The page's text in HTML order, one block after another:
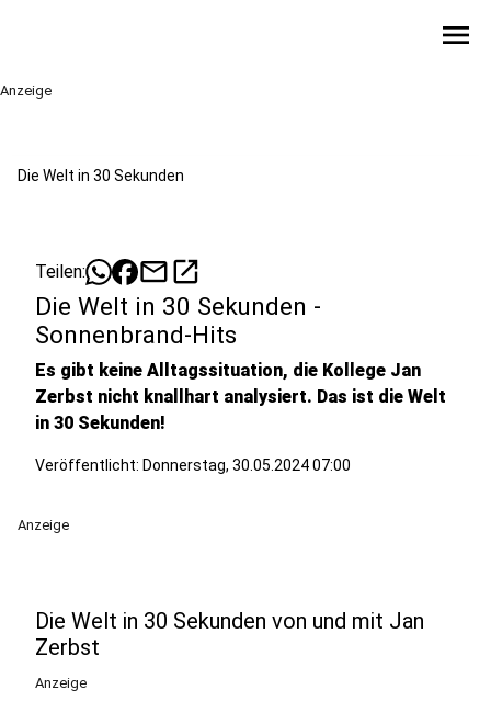
menu
Anzeige
Die Welt in 30 Sekunden
Teilen: mailopen_in_new
Die Welt in 30 Sekunden -
Sonnenbrand-Hits
Es gibt keine Alltagssituation, die Kollege Jan
Zerbst nicht knallhart analysiert. Das ist die Welt
in 30 Sekunden!
Veröffentlicht: Donnerstag, 30.05.2024 07:00
Anzeige
Die Welt in 30 Sekunden von und mit Jan
Zerbst
Anzeige